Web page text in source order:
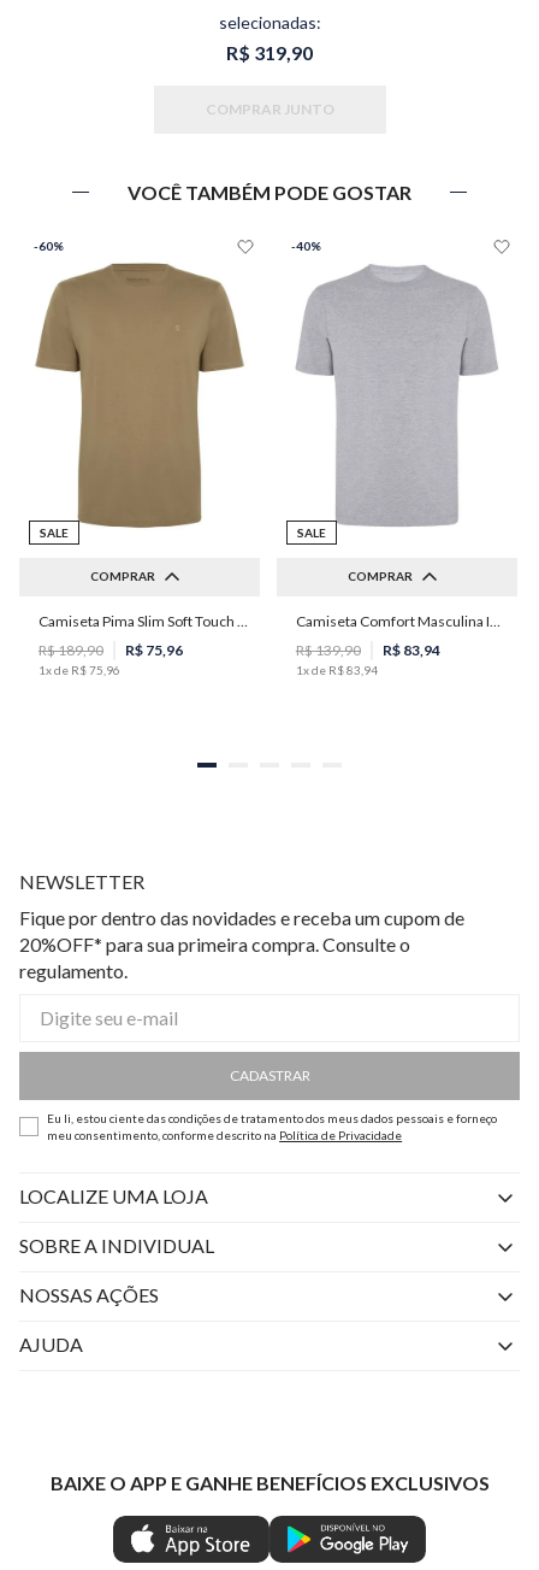
selecionadas:
R$ 319,90
COMPRAR JUNTO
VOCÊ TAMBÉM PODE GOSTAR
-60%
SALE
COMPRAR
M
R$189,90 R$ 75, 96
1x de R$75 96
-40%
SALE
COMPRAR
P M G GG
R$139,90 R$ 83, 94
1x de R$83 94
NEWSLETTER
Fique por dentro das novidades e receba um cupom de
20%OFF* para sua primeira compra. Consulte o
regulamento.
CADASTRAR
Eu li, estou ciente das condições de tratamento dos meus dados pessoais e forneço
meu consentimento, conforme descrito na Política de Privacidade
LOCALIZE UMA LOJA
SOBRE A INDIVIDUAL
Quem Somos
Painel de Privacidade
Gestão de Preferências
NOSSAS AÇÕES
Livelo
IND CASHBACK
AJUDA
Trocas e Devoluções
Regulamentos
Seja Um Revendedor
BAIXE O APP E GANHE BENEFÍCIOS EXCLUSIVOS